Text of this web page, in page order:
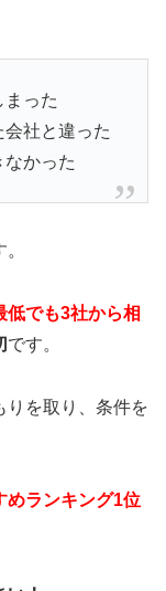
まった
会社と違った
なかった
低でも3社から相
です。
を取り、条件を
めランキング1位